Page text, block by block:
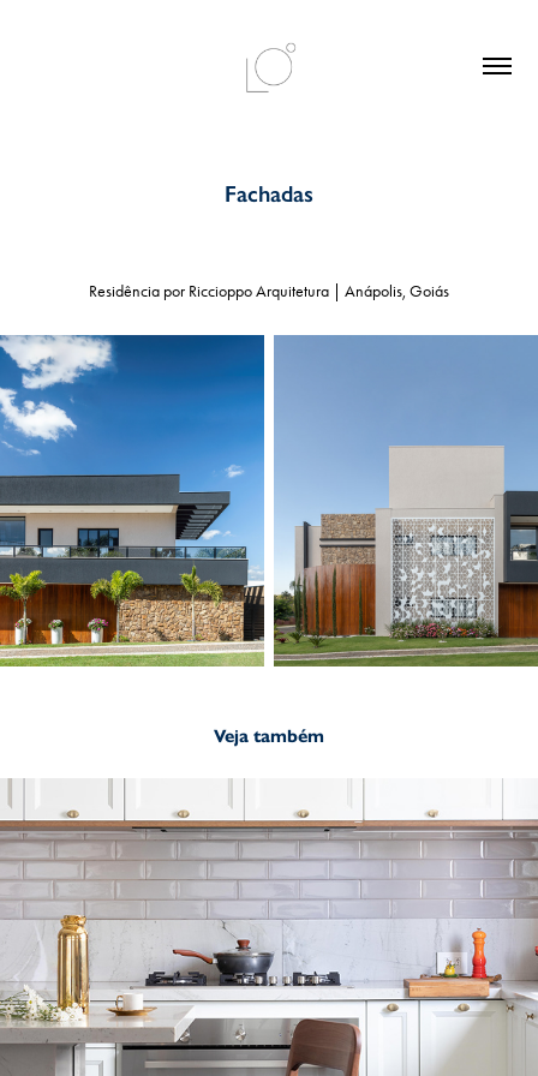
Fachadas
Residência por Riccioppo Arquitetura | Anápolis, Goiás
Veja também
Exposições Fotográficas